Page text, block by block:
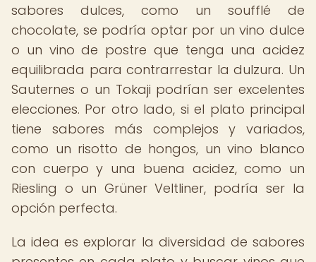
sabores dulces, como un soufflé de
chocolate, se podría optar por un vino dulce
o un vino de postre que tenga una acidez
equilibrada para contrarrestar la dulzura. Un
Sauternes o un Tokaji podrían ser excelentes
elecciones. Por otro lado, si el plato principal
tiene sabores más complejos y variados,
como un risotto de hongos, un vino blanco
con cuerpo y una buena acidez, como un
Riesling o un Grüner Veltliner, podría ser la
opción perfecta.
La idea es explorar la diversidad de sabores